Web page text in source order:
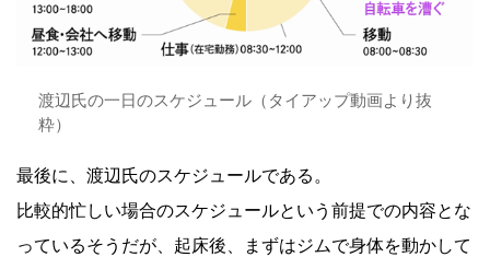
渡辺氏の一日のスケジュール（タイアップ動画より抜
粋）
最後に、渡辺氏のスケジュールである。
比較的忙しい場合のスケジュールという前提での内容とな
っているそうだが、起床後、まずはジムで身体を動かして